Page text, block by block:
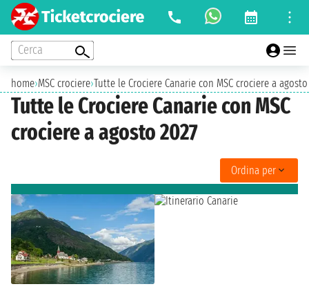
Cerca
home›MSC crociere›Tutte le Crociere Canarie con MSC crociere a agosto
Tutte le Crociere Canarie con MSC
crociere a agosto 2027
Ordina per